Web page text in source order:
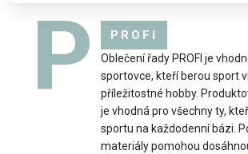
P PROFI
Oblečení řady PROFI je
sportovce, kteří berou sport
příležitostné hobby.
je vhodná pro všechny ty,
sportu na každodenní bázi.
materiály pomohou